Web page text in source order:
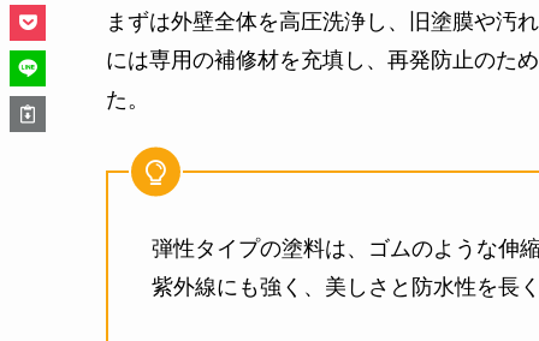
まずは外壁全体を高圧洗浄し、旧塗膜や汚
には専用の補修材を充填し、再発防止のた
た。
弾性タイプの塗料は、ゴムのような伸
紫外線にも強く、美しさと防水性を長